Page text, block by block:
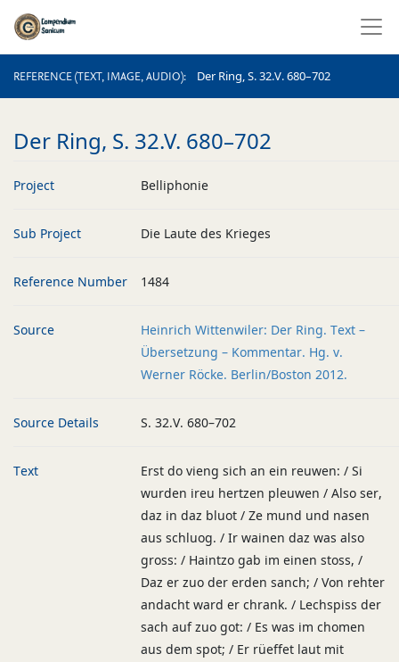
REFERENCE (TEXT, IMAGE, AUDIO) Der Ring, S. 32.V. 680–702
REFERENCE (TEXT, IMAGE, AUDIO)
Der Ring, S. 32.V. 680–702
Project Belliphonie
Sub Project Die Laute des Krieges
Reference Number 1484
Source
Heinrich Wittenwiler: Der Ring. Text –
Übersetzung – Kommentar. Hg. v.
Werner Röcke. Berlin/Boston 2012.
Source Details S. 32.V. 680–702
Text
Erst do vieng sich an ein reuwen: / Si
wurden ireu hertzen pleuwen / Also ser,
daz in daz bluot / Ze mund und nasen
aus schluog. / Ir wainen daz was also
gross: / Haintzo gab im einen stoss, /
Daz er zuo der erden sanch; / Von rehter
andacht ward er chrank. / Lechspiss der
sach auf zuo got: / Es was im chomen
aus dem spot; / Er rüeffet laut mit